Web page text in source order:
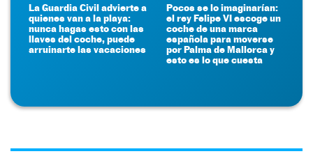
La Guardia Civil advierte a
quienes van a la playa:
nunca hagas esto con las
llaves del coche, puede
arruinarte las vacaciones
Pocos se lo imaginarían:
el rey Felipe VI escoge un
coche de una marca
española para moverse
por Palma de Mallorca y
esto es lo que cuesta